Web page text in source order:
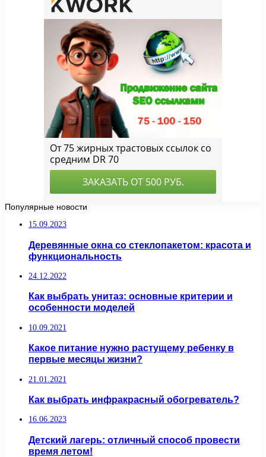
Популярные новости
15.09.2023
Деревянные окна со стеклопакетом: красота и
функциональность
24.12.2022
Как выбрать унитаз: основные критерии и
особенности моделей
10.09.2021
Какое питание нужно растущему ребенку в
первые месяцы жизни?
21.01.2021
Как выбрать инфракрасный обогреватель?
16.06.2023
Детский лагерь: отличный способ провести
время летом!